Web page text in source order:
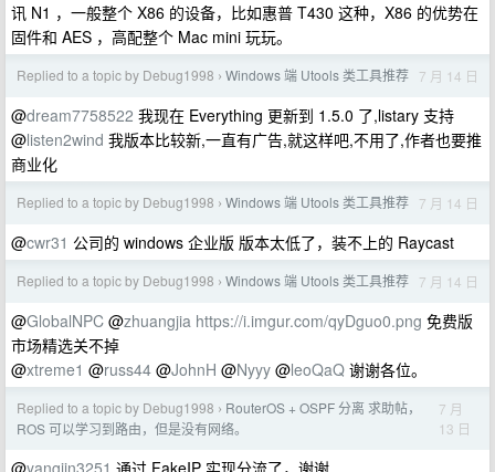
讯 N1 ，一般整个 X86 的设备，比如惠普 T430 这种，X86 的优势在
固件和 AES ，高配整个 Mac mini 玩玩。
Replied to a topic by Debug1998 › Windows 端 Utools 类工具推荐 7 月 14 日
@dream7758522 我现在 Everything 更新到 1.5.0 了,listary 支持
@listen2wind 我版本比较新,一直有广告,就这样吧,不用了,作者也要推
商业化
Replied to a topic by Debug1998 › Windows 端 Utools 类工具推荐 7 月 14 日
@cwr31 公司的 windows 企业版 版本太低了，装不上的 Raycast
Replied to a topic by Debug1998 › Windows 端 Utools 类工具推荐 7 月 14 日
@GlobalNPC @zhuangjia https://i.imgur.com/qyDguo0.png 免费版
市场精选关不掉
@xtreme1 @russ44 @JohnH @Nyyy @leoQaQ 谢谢各位。
Replied to a topic by Debug1998 › RouterOS + OSPF 分离 求助帖，
ROS 可以学习到路由，但是没有网络。
7 月
13 日
@yangjin3251 通过 FakeIP 实现分流了，谢谢